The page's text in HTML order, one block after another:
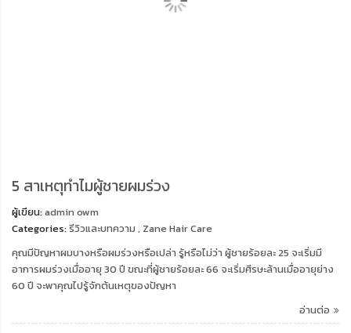
แชร์ :
หมวดหมู่บทความ
การดูแลเส้นผม
สุขภาพและความงาม
รีวิวและบทความ